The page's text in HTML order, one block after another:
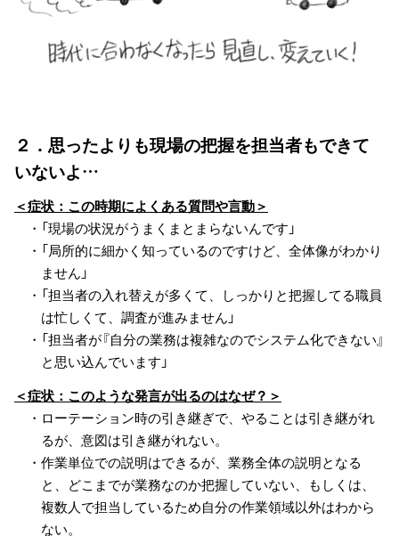
２．思ったよりも現場の把握を担当者もできて
いないよ…
＜症状：この時期によくある質問や言動＞
・「現場の状況がうまくまとまらないんです」
・「局所的に細かく知っているのですけど、全体像がわかり
ません」
・「担当者の入れ替えが多くて、しっかりと把握してる職員
は忙しくて、調査が進みません」
・「担当者が『自分の業務は複雑なのでシステム化できない』
と思い込んでいます」
＜症状：このような発言が出るのはなぜ？＞
・ローテーション時の引き継ぎで、やることは引き継がれ
るが、意図は引き継がれない。
・作業単位での説明はできるが、業務全体の説明となる
と、どこまでが業務なのか把握していない、もしくは、
複数人で担当しているため自分の作業領域以外はわから
ない。